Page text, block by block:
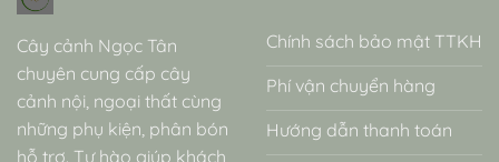
Cây cảnh Ngọc Tân
chuyên cung cấp cây
cảnh nội, ngoại thất cùng
những phụ kiện, phân bón
hỗ trợ. Tự hào giúp khách
Chính sách bảo mật TTKH
Phí vận chuyển hàng
Hướng dẫn thanh toán